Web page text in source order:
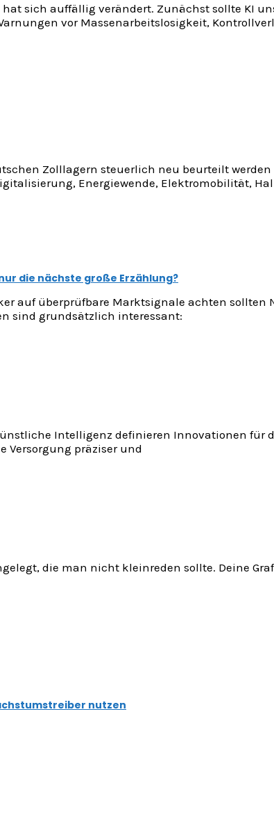
sich auffällig verändert. Zunächst sollte KI
vor Massenarbeitslosigkeit,
Zolllagern steuerlich neu beurteilt
Energiewende, Elektromobilität,
die nächste große Erzählung?
auf überprüfbare Marktsignale achten
sind grundsätzlich interessant:
Intelligenz definieren Innovationen für
Versorgung präziser und
die man nicht kleinreden sollte. Deine
nutzen